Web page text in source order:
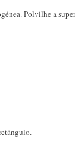
Polvilhe a